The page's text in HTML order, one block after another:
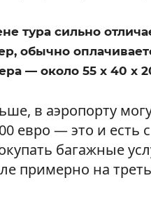
тура сильно
обычно
— около 55 х 40 х
в аэропорту
евро — это и
багажные
примерно на